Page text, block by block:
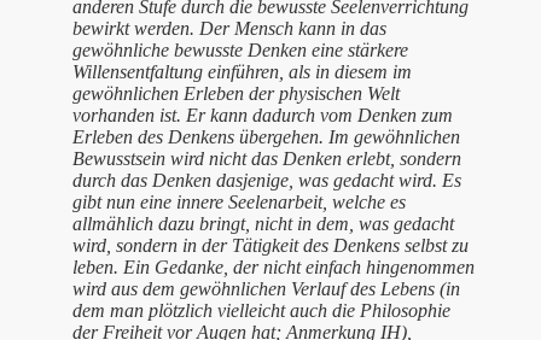
anderen Stufe durch die bewusste Seelenverrichtung
bewirkt werden. Der Mensch kann in das
gewöhnliche bewusste Denken eine stärkere
Willensentfaltung einführen, als in diesem im
gewöhnlichen Erleben der physischen Welt
vorhanden ist. Er kann dadurch vom Denken zum
Erleben des Denkens übergehen. Im gewöhnlichen
Bewusstsein wird nicht das Denken erlebt, sondern
durch das Denken dasjenige, was gedacht wird. Es
gibt nun eine innere Seelenarbeit, welche es
allmählich dazu bringt, nicht in dem, was gedacht
wird, sondern in der Tätigkeit des Denkens selbst zu
leben. Ein Gedanke, der nicht einfach hingenommen
wird aus dem gewöhnlichen Verlauf des Lebens (in
dem man plötzlich vielleicht auch die Philosophie
der Freiheit vor Augen hat; Anmerkung IH),